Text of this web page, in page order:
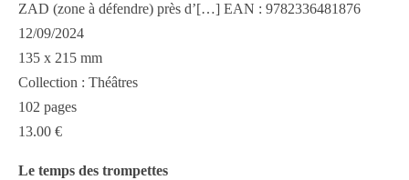
ZAD (zone à défendre) près d’[…] EAN : 9782336481876
12/09/2024
135 x 215 mm
Collection : Théâtres
102 pages
13.00 €
Le temps des trompettes